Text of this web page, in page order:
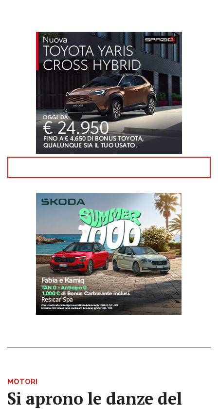
MOTORI
Si aprono le danze del